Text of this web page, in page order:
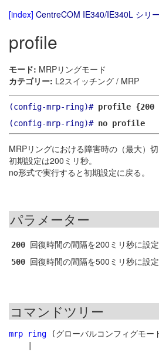
[index] CentreCOM IE340/IE340L シリ
profile
モード: MRPリングモード
カテゴリー: L2スイッチング / MRP
(config-mrp-ring)# profile {200
(config-mrp-ring)# no profile
MRPリングにおける障害時の（最大）
初期設定は200ミリ秒。
no形式で実行すると初期設定に戻る。
パラメーター
200 回復時間の間隔を200ミリ秒に設
500 回復時間の間隔を500ミリ秒に設
コマンドツリー
mrp ring (グローバルコンフィグモー